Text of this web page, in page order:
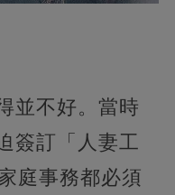
並不好。當時
簽訂「人妻工
庭事務都必須